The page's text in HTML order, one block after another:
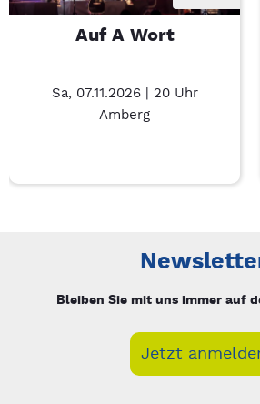
Auf A Wort
Sa, 07.11.2026 | 20 Uhr
Amberg
Bleiben Sie mit uns immer auf
Jetzt